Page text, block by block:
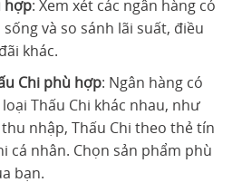
hợp: Xem xét các ngân hàng có
và so sánh lãi suất, điều
khác.
Chi phù hợp: Ngân hàng có
Thấu Chi khác nhau, như
nhập, Thấu Chi theo thẻ tín
cá nhân. Chọn sản phẩm phù
bạn.